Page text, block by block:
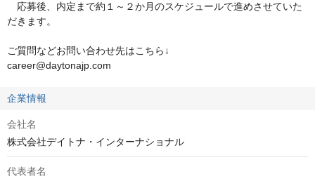
応募後、内定まで約１～２か月のスケジュールで進めさせていた
だきます。
ご質問などお問い合わせ先はこちら↓
career@daytonajp.com
企業情報
会社名
株式会社デイトナ・インターナショナル
代表者名